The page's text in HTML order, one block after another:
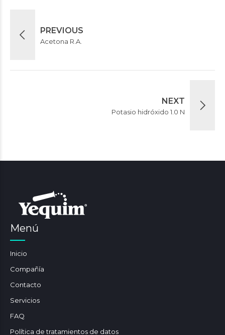
PREVIOUS
Acetona R.A.
NEXT
Potasio hidróxido 1.0 N
Menú
Inicio
Compañía
Contacto
Servicios
FAQ
Política de tratamientos de datos